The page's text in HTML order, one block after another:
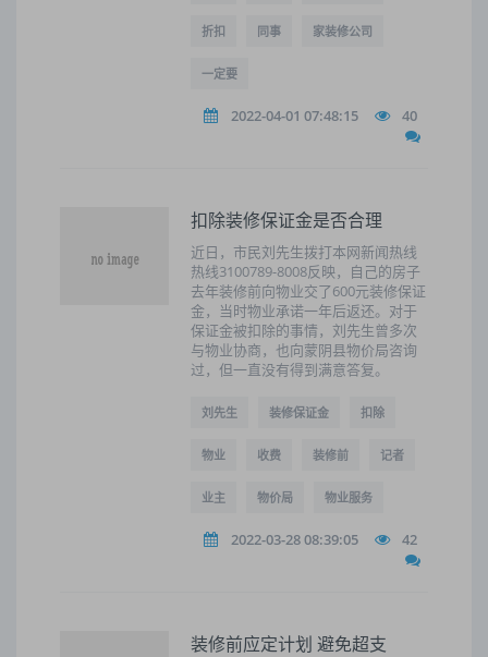
折扣 同事 家装修公司
一定要
2022-04-01 07:48:15 40
扣除装修保证金是否合理
近日，市民刘先生拨打本网新闻热线
热线3100789-8008反映，自己的房子
去年装修前向物业交了600元装修保证
金，当时物业承诺一年后返还。对于
保证金被扣除的事情，刘先生曾多次
与物业协商，也向蒙阴县物价局咨询
过，但一直没有得到满意答复。
刘先生 装修保证金 扣除
物业 收费 装修前 记者
业主 物价局 物业服务
2022-03-28 08:39:05 42
装修前应定计划 避免超支